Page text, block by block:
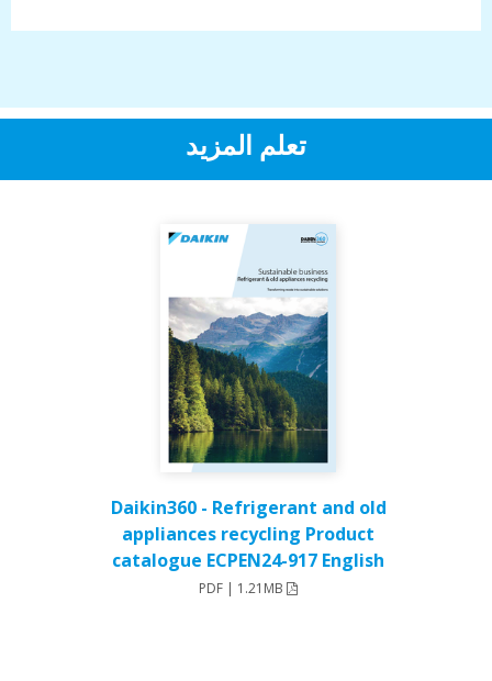
تعلم المزيد
Daikin360 - Refrigerant and old
appliances recycling Product
catalogue ECPEN24-917 English
PDF | 1.21MB